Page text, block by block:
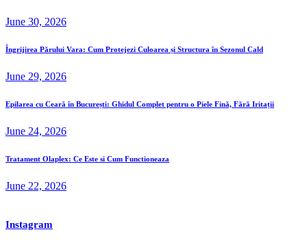
June 30, 2026
Îngrijirea Părului Vara: Cum Protejezi Culoarea și Structura în Sezonul Cald
June 29, 2026
Epilarea cu Ceară în București: Ghidul Complet pentru o Piele Fină, Fără Iritații
June 24, 2026
Tratament Olaplex: Ce Este si Cum Functioneaza
June 22, 2026
Instagram